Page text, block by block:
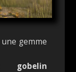
gemme
gobelin